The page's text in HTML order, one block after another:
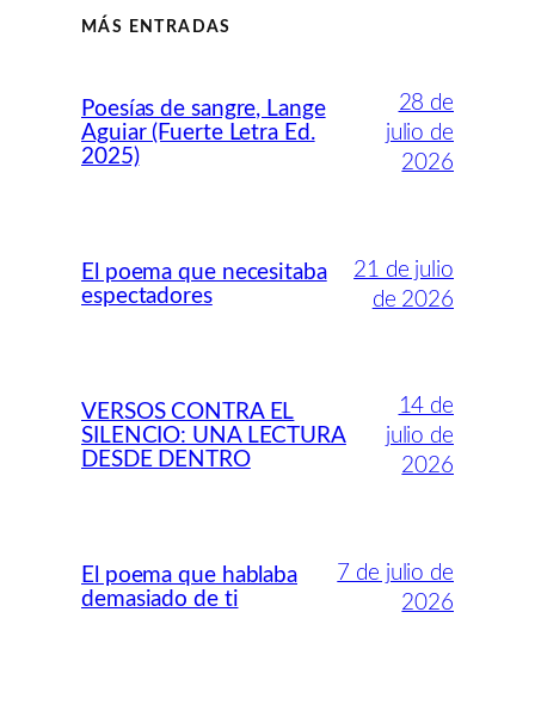
MÁS ENTRADAS
Poesías de sangre, Lange
Aguiar (Fuerte Letra Ed.
2025)
28 de
julio de
2026
El poema que necesitaba
espectadores
21 de julio
de 2026
VERSOS CONTRA EL
SILENCIO: UNA LECTURA
DESDE DENTRO
14 de
julio de
2026
El poema que hablaba
demasiado de ti
7 de julio de
2026